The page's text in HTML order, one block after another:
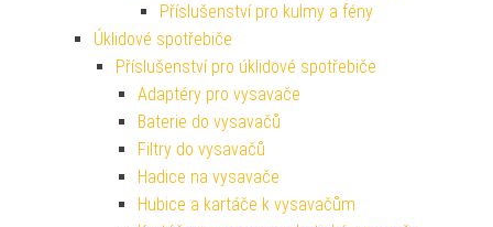
Příslušenství pro kulmy a fény
Úklidové spotřebiče
Příslušenství pro úklidové spotřebiče
Adaptéry pro vysavače
Baterie do vysavačů
Filtry do vysavačů
Hadice na vysavače
Hubice a kartáče k vysavačům